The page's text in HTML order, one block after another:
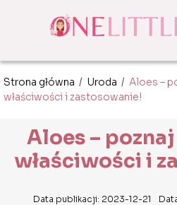
Strona główna / Uroda / Aloes –
właściwości i zastosowanie!
Aloes –
właściwości i
Data publikacji: 2023-12-21